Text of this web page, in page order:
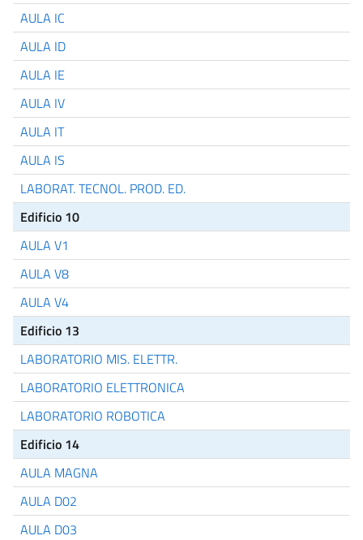
AULA IC
AULA ID
AULA IE
AULA IV
AULA IT
AULA IS
LABORAT. TECNOL. PROD. ED.
Edificio 10
AULA V1
AULA V8
AULA V4
Edificio 13
LABORATORIO MIS. ELETTR.
LABORATORIO ELETTRONICA
LABORATORIO ROBOTICA
Edificio 14
AULA MAGNA
AULA D02
AULA D03